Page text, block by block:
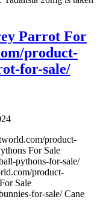
Parrot For
product-
for-sale/
product-
For Sale
pythons-for-sale/
product-
Sale
for-sale/ Cane